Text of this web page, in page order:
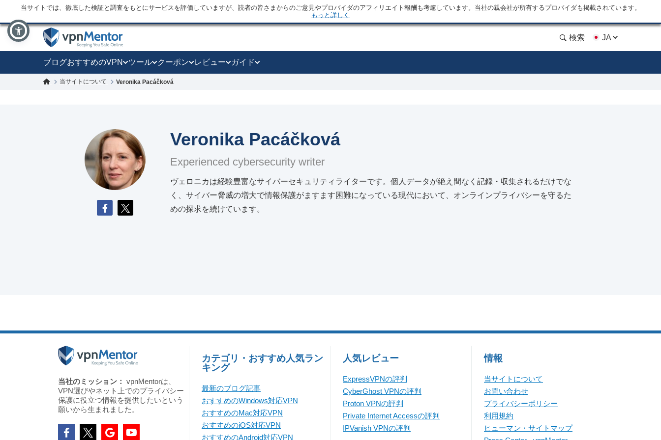
当サイトでは、徹底した検証と調査をもとにサービスを評価していますが、読者の皆さまからのご意見やプロバイダのアフィリエイト報酬も考慮しています。当社の親会社が所有するプロバイダも掲載されています。
もっと詳しく
検索 JA
ブログおすすめのVPN ツール クーポン レビュー ガイド
当サイトについて Veronika Pacáčková
Veronika Pacáčková
Experienced cybersecurity writer
ヴェロニカは経験豊富なサイバーセキュリティライターです。個人データが絶え間なく記録・収集されるだけでな
く、サイバー脅威の増大で情報保護がますます困難になっている現代において、オンラインプライバシーを守るた
めの探求を続けています。
当社のミッション： vpnMentorは、
VPN選びやネット上でのプライバシー
保護に役立つ情報を提供したいという
願いから生まれました。
カテゴリ・おすすめ人気ラン
キング
最新のブログ記事
おすすめのWindows対応VPN
おすすめのMac対応VPN
おすすめのiOS対応VPN
おすすめのAndroid対応VPN
人気レビュー
ExpressVPNの評判
CyberGhost VPNの評判
Proton VPNの評判
Private Internet Accessの評判
IPVanish VPNの評判
情報
当サイトについて
お問い合わせ
プライバシーポリシー
利用規約
ヒューマン・サイトマップ